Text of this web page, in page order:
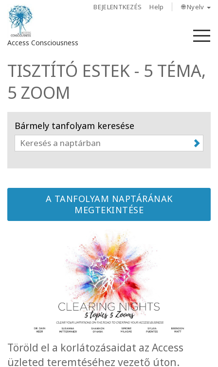
BEJELENTKEZÉS Help 🌐 Nyelv
Access Consciousness
Bejelentkezés
fiókba
Access
Bars
Tanfolyamok
KAPCSOLAT
TISZTÍTÓ ESTEK - 5 TÉMA,
5 ZOOM
Bármely tanfolyam keresése
A TANFOLYAM NAPTÁRÁNAK
MEGTEKINTÉSE
Töröld el a korlátozásaidat az Access
üzleted teremtéséhez vezető úton.